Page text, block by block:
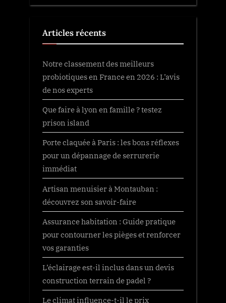
Articles récents
Notre classement des meilleurs
probiotiques en France en 2026 : L’avis
de nos experts
Que faire à lyon en famille ? testez
prison island
Porte claquée à Paris : les bons réflexes
pour un dépannage de serrurerie
immédiat
Artisan menuisier à Montauban :
découvrez son savoir-faire
Assurance habitation : Guide pratique
pour contourner les pièges et renforcer
vos garanties
L’éclairage est-il inclus dans un devis
construction terrain de padel ?
Le climat influence-t-il le prix